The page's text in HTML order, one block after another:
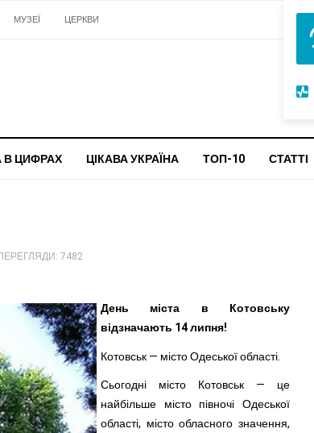
МУЗЕЇ ЦЕРКВИ
В ЦИФРАХ ЦІКАВА УКРАЇНА ТОП-10 СТАТТІ
7482
День міста в Котовську
відзначають 14 липня!
Котовськ — місто Одеської області.
Сьогодні місто Котовськ — це
найбільше місто півночі Одеської
області, місто обласного значення,